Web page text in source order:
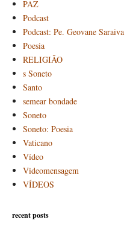
PAZ
Podcast
Podcast: Pe. Geovane Saraiva
Poesia
RELIGIÃO
s Soneto
Santo
semear bondade
Soneto
Soneto: Poesia
Vaticano
Vídeo
Videomensagem
VÍDEOS
recent posts